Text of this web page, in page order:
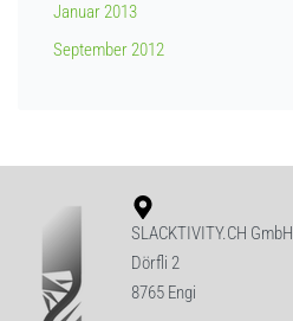
Januar 2013
September 2012
SLACKTIVITY.CH GmbH
Dörfli 2
8765 Engi